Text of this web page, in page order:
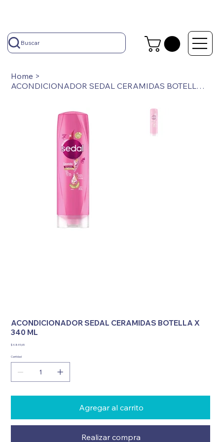
Buscar
Home >
ACONDICIONADOR SEDAL CERAMIDAS BOTELLA X 340 ML
ACONDICIONADOR SEDAL CERAMIDAS BOTELLA X
340 ML
Precio
$ 4.849,65
Cantidad
Agregar al carrito
Realizar compra